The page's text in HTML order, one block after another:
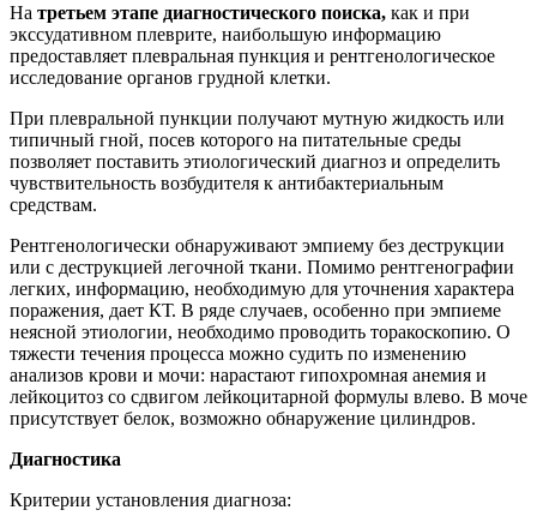
На третьем этапе диагностического поиска, как и при
экссудативном плеврите, наибольшую информацию
предоставляет плевральная пункция и рентгенологическое
исследование органов грудной клетки.
При плевральной пункции получают мутную жидкость или
типичный гной, посев которого на питательные среды
позволяет поставить этиологический диагноз и определить
чувствительность возбудителя к антибактериальным
средствам.
Рентгенологически обнаруживают эмпиему без деструкции
или с деструкцией легочной ткани. Помимо рентгенографии
легких, информацию, необходимую для уточнения характера
поражения, дает КТ. В ряде случаев, особенно при эмпиеме
неясной этиологии, необходимо проводить торакоскопию. О
тяжести течения процесса можно судить по изменению
анализов крови и мочи: нарастают гипохромная анемия и
лейкоцитоз со сдвигом лейкоцитарной формулы влево. В моче
присутствует белок, возможно обнаружение цилиндров.
Диагностика
Критерии установления диагноза: